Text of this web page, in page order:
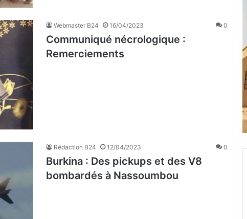
Webmaster B24 16/04/2023 0
Communiqué nécrologique :
Remerciements
Rédaction B24 12/04/2023 0
Burkina : Des pickups et des V8
bombardés à Nassoumbou